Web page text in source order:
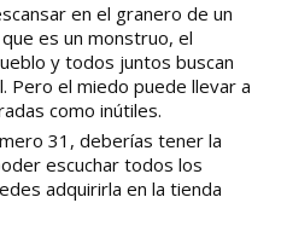
en el granero de un
es un monstruo, el
y todos juntos buscan
Pero el miedo puede llevar a
como inútiles.
31, deberías tener la
escuchar todos los
adquirirla en la tienda